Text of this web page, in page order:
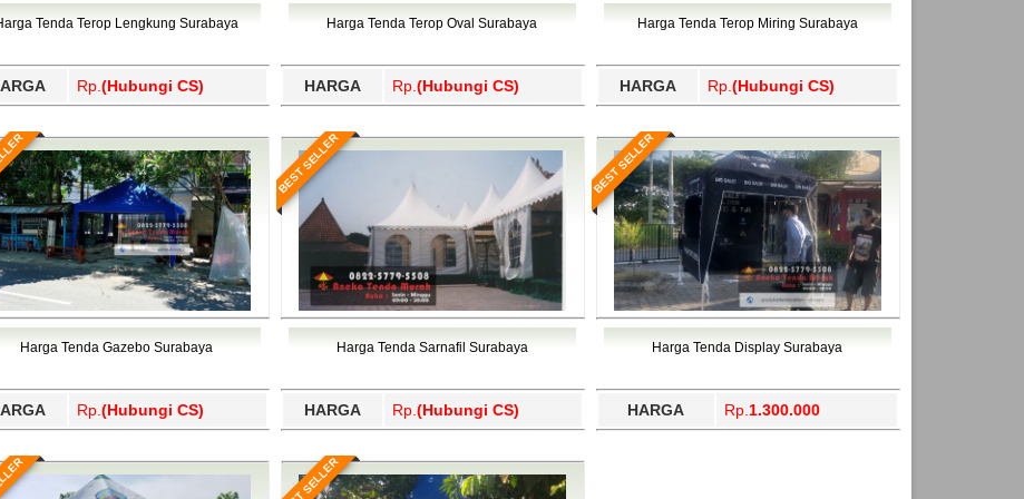
Wajo, Wakatobi, Waropen, Way Kanan, Wonogiri, Wonosobo, Yahukimo, Yalimo, Yogyakarta.
Tenda Terop Lengkung Surabaya
Rp. (Hubungi CS)
Harga Tenda Terop Oval Surabaya
HARGA Rp. (Hubungi CS)
Harga Tenda Terop Miring Surabaya
HARGA Rp. (Hubungi CS)
Harga Tenda Gazebo Surabaya
Rp. (Hubungi CS)
BEST SELLER
Harga Tenda Sarnafil Surabaya
HARGA Rp. (Hubungi CS)
BEST SELLER
Harga Tenda Display Surabaya
HARGA Rp. 1.300.000